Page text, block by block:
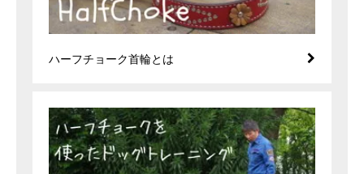
ハーフチョーク首輪とは